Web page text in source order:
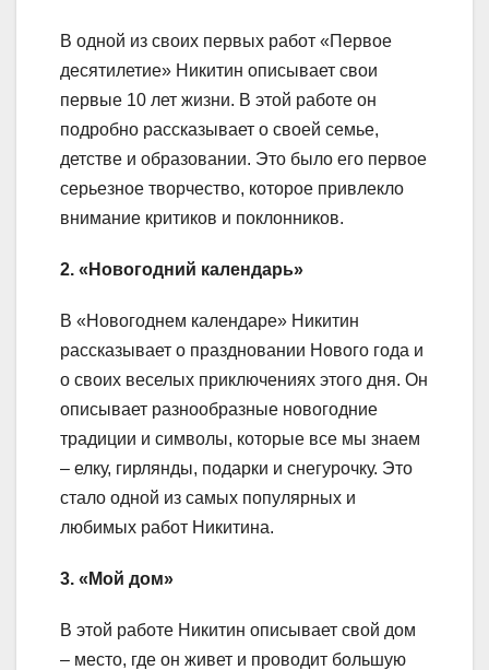
В одной из своих первых работ «Первое
десятилетие» Никитин описывает свои
первые 10 лет жизни. В этой работе он
подробно рассказывает о своей семье,
детстве и образовании. Это было его первое
серьезное творчество, которое привлекло
внимание критиков и поклонников.
2. «Новогодний календарь»
В «Новогоднем календаре» Никитин
рассказывает о праздновании Нового года и
о своих веселых приключениях этого дня. Он
описывает разнообразные новогодние
традиции и символы, которые все мы знаем
– елку, гирлянды, подарки и снегурочку. Это
стало одной из самых популярных и
любимых работ Никитина.
3. «Мой дом»
В этой работе Никитин описывает свой дом
– место, где он живет и проводит большую